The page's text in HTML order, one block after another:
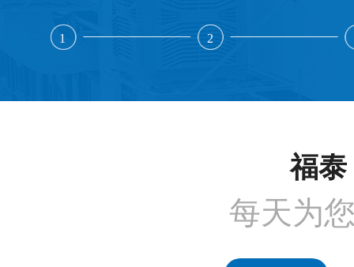
1 2
福泰
每天为